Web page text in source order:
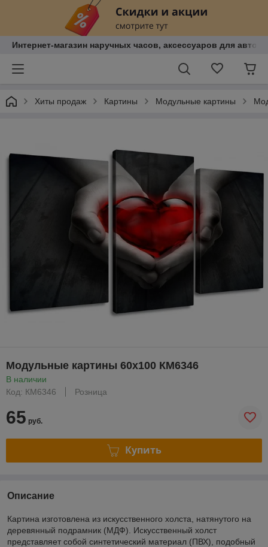
Интернет-магазин наручных часов, аксессуаров для авто,
Хиты продаж Картины Модульные картины
Модульные картины 60x100 КМ6346
В наличии
Код: КМ6346
Розница
65 руб.
Купить
Описание
Картина изготовлена из искусственного холста, натянутого на
деревянный подрамник (МДФ). Искусственный холст
представляет собой синтетический материал (ПВХ), подобный